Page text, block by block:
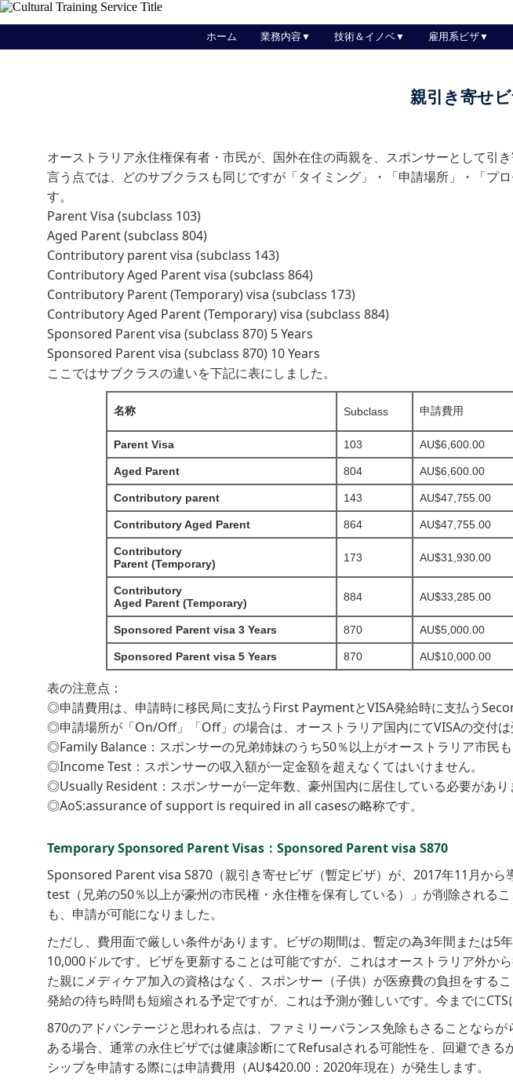
ホーム 業務内容 技術＆イノベ 雇用系ビザ
親引き寄せ
オーストラリア永住権保有者・市民が、国外在住の両親を、スポンサーとして引
言う点では、どのサブクラスも同じですが「タイミング」・「申請場所」・「プ
す。
Parent Visa (subclass 103)
Aged Parent (subclass 804)
Contributory parent visa (subclass 143)
Contributory Aged Parent visa (subclass 864)
Contributory Parent (Temporary) visa (subclass 173)
Contributory Aged Parent (Temporary) visa (subclass 884)
Sponsored Parent visa (subclass 870) 5 Years
Sponsored Parent visa (subclass 870) 10 Years
ここではサブクラスの違いを下記に表にしました。
名称 Subclass 申請費用
Parent Visa 103 AU$6,600.00
Aged Parent 804 AU$6,600.00
Contributory parent 143 AU$47,755.00
Contributory Aged Parent 864 AU$47,755.00
Contributory
Parent (Temporary)
173 AU$31,930.00
Contributory
Aged Parent (Temporary)
884 AU$33,285.00
Sponsored Parent visa 3 Years 870 AU$5,000.00
Sponsored Parent visa 5 Years 870 AU$10,000.00
表の注意点：
◎申請費用は、申請時に移民局に支払うFirst PaymentとVISA発給時に支払う
◎申請場所が「On/Off」「Off」の場合は、オーストラリア国内にてVISAの交付は
◎Family Balance：スポンサーの兄弟姉妹のうち50％以上がオーストラリア市民も
◎Income Test：スポンサーの収入額が一定金額を超えなくてはいけません。
◎Usually Resident：スポンサーが一定年数、豪州国内に居住している必要があり
◎AoS:assurance of support is required in all casesの略称です。
Temporary Sponsored Parent Visas：Sponsored Parent visa S870
Sponsored Parent visa S870（親引き寄せビザ（暫定ビザ）が、2017年11月か
test（兄弟の50％以上が豪州の市民権・永住権を保有している）」が削除される
も、申請が可能になりました。
ただし、費用面で厳しい条件があります。ビザの期間は、暫定の為3年間または
10,000ドルです。ビザを更新することは可能ですが、これはオーストラリア外
た親にメディケア加入の資格はなく、スポンサー（子供）が医療費の負担をす
発給の待ち時間も短縮される予定ですが、これは予測が難しいです。今までに
870のアドバンテージと思われる点は、ファミリーバランス免除もさることなら
ある場合、通常の永住ビザでは健康診断にてRefusalされる可能性を、回避でき
シップを申請する際には申請費用（AU$420.00：2020年現在）が発生します。